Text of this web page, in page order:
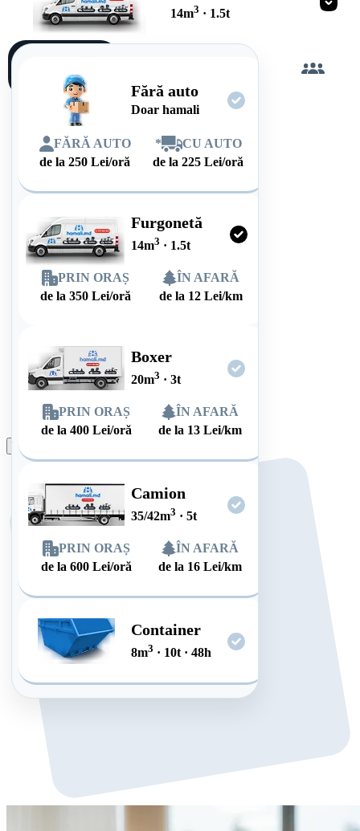
14m3 · 1.5t
Fără auto
Doar hamali
FĂRĂ AUTO
de la250 Lei/oră
*
CU AUTO
de la225 Lei/oră
Furgonetă
14m3 · 1.5t
PRIN ORAȘ
de la 350 Lei/oră
ÎN AFARĂ
de la 12 Lei/km
Boxer
20m3 · 3t
PRIN ORAȘ
de la400 Lei/oră
ÎN AFARĂ
de la 13 Lei/km
Camion
35/42m3 · 5t
PRIN ORAȘ
de la600 Lei/oră
ÎN AFARĂ
de la 16 Lei/km
Container
8m3 · 10t · 48h
singur
Plasează comanda